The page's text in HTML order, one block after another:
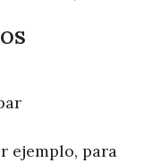
ejemplo, para